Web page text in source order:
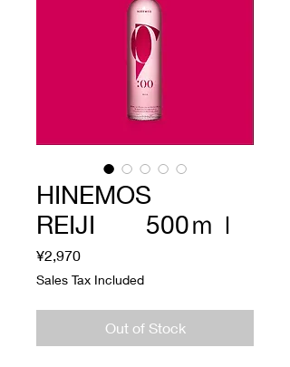
HINEMOS
REIJI 500ｍｌ
¥2,970Price
Sales Tax Included
Out of Stock